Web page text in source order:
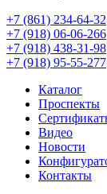
+7 (861) 234-64-32
+7 (918) 06-06-266
+7 (918) 438-31-98
+7 (918) 95-55-277
Каталог
Проспекты
Видео
Новости
Контакты